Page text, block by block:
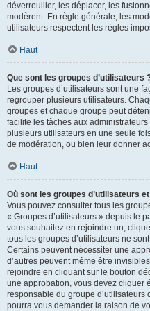
déverrouiller, les déplacer, les
modèrent. En règle générale, les
utilisateurs respectent les règles
Haut
Que sont les groupes d’utilisateurs
Les groupes d’utilisateurs sont une
regrouper plusieurs utilisateurs.
groupes et chaque groupe peut
facilite les tâches aux
plusieurs utilisateurs en une seule
de modération, ou bien leur donner
Haut
Où sont les groupes d’utilisateurs
Vous pouvez consulter tous les
« Groupes d’utilisateurs » depuis le
vous souhaitez en rejoindre un,
tous les groupes d’utilisateurs ne
Certains peuvent nécessiter une
d’autres peuvent même être
rejoindre en cliquant sur le bouton
une approbation, vous devez cliquer
responsable du groupe
pourra vous demander la raison de